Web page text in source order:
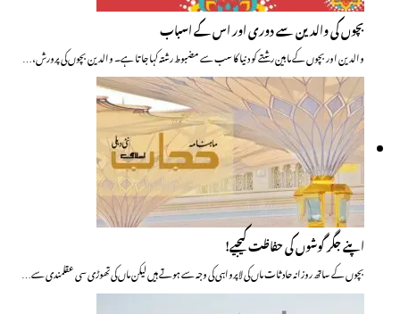
بچوں کی والدین سے دوری اور اس کے اسباب
والدین اور بچوں کے مابین رشتے کو دنیا کا سب سے مضبوط رشتہ کہا جاتا ہے۔ والدین بچوں کی پرورش،…
اپنے جگر گوشوں کی حفاظت کیجیے!
بچوں کے ساتھ روزانہ حادثات ماں کی لاپرواہی کی وجہ سے ہوتے ہیں لیکن ماں کی تھوڑی سی عقلمندی سے…